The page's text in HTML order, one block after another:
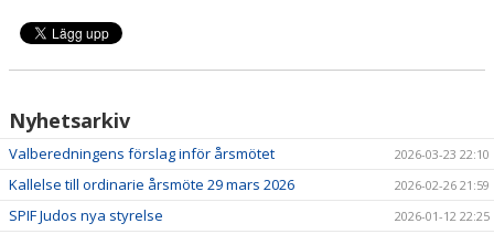
Nyhetsarkiv
Valberedningens förslag inför årsmötet 2026-03-23 22:10
Kallelse till ordinarie årsmöte 29 mars 2026 2026-02-26 21:59
SPIF Judos nya styrelse 2026-01-12 22:25